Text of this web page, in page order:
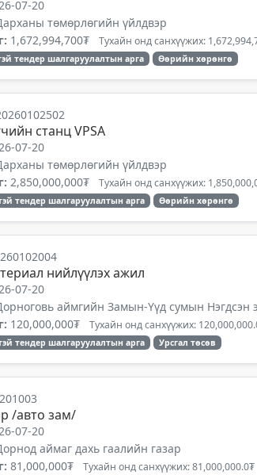
07-20
төмөрлөгийн үйлдвэр
1,672,994,700₮ Тухайн онд санхүүжих:
тендер шалгаруулалтын арга Өөрийн хөрөнгө
станц VPSA
07-20
төмөрлөгийн үйлдвэр
2,850,000,000₮ Тухайн онд санхүүжих:
тендер шалгаруулалтын арга Өөрийн хөрөнгө
нийлүүлэх ажил
07-20
аймгийн Замын-Үүд сумын Нэгдсэн
120,000,000₮ Тухайн онд санхүүжих:
тендер шалгаруулалтын арга Урсгал төсөв
/авто зам/
07-20
аймаг дахь гаалийн газар
81,000,000₮ Тухайн онд санхүүжих: 81,000,000.0₮